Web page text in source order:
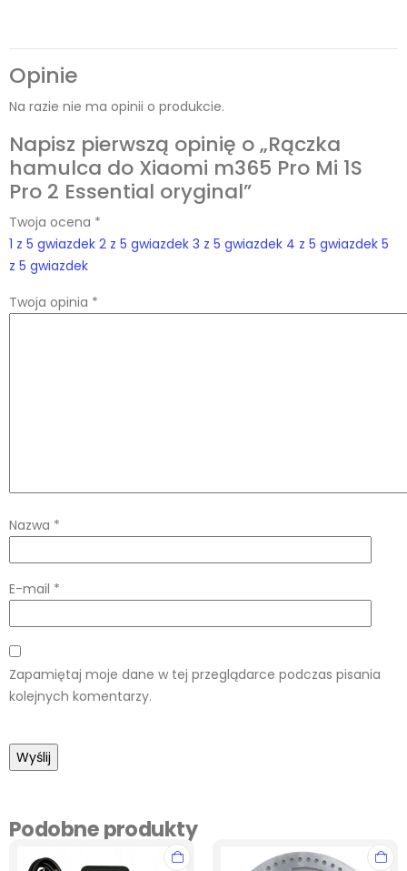
Opinie
Na razie nie ma opinii o produkcie.
Napisz pierwszą opinię o „Rączka
hamulca do Xiaomi m365 Pro Mi 1S
Pro 2 Essential oryginal”
Twoja ocena *
1 z 5 gwiazdek 2 z 5 gwiazdek 3 z 5 gwiazdek 4 z 5 gwiazdek 5
z 5 gwiazdek
Twoja opinia *
Nazwa *
E-mail *
Zapamiętaj moje dane w tej przeglądarce podczas pisania
kolejnych komentarzy.
Podobne produkty